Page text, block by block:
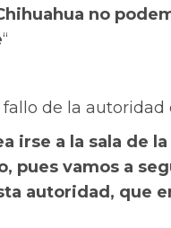
no
“
de la autoridad
irse a la sala de
pues vamos a
autoridad, que